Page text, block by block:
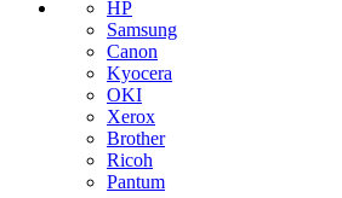
HP
Samsung
Canon
Kyocera
OKI
Xerox
Brother
Ricoh
Pantum